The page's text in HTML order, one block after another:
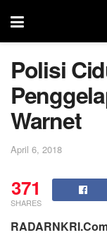
Polisi
Warnet
April 6, 2018
371
SHARES